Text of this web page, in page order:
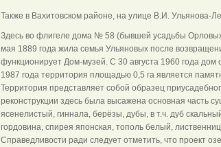
Также в Вахитовском районе, на улице В.И.
Здесь во флигеле дома № 58 (бывшей усадьбы
мая 1889 года жила семья Ульяновых после
функционирует Дом-музей. С 30 августа 1960 года дом
1987 года территория площадью 0,5 га является
Территория представляет собой образец
реконструкции здесь была высажена основная часть
ясенелистый, гиннала, берёзы, дубы, в т.ч. дуб
гордовина, спирея японская, тополь белый,
Справедливости ради следует отметить, что проект